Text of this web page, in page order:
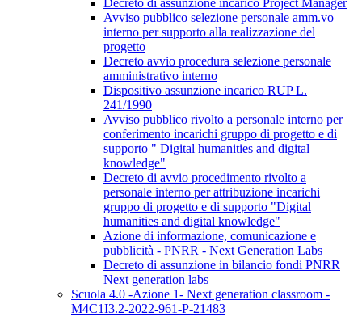
Decreto di assunzione incarico Project Manager
Avviso pubblico selezione personale amm.vo
interno per supporto alla realizzazione del
progetto
Decreto avvio procedura selezione personale
amministrativo interno
Dispositivo assunzione incarico RUP L.
241/1990
Avviso pubblico rivolto a personale interno per
conferimento incarichi gruppo di progetto e di
supporto " Digital humanities and digital
knowledge"
Decreto di avvio procedimento rivolto a
personale interno per attribuzione incarichi
gruppo di progetto e di supporto "Digital
humanities and digital knowledge"
Azione di informazione, comunicazione e
pubblicità - PNRR - Next Generation Labs
Decreto di assunzione in bilancio fondi PNRR
Next generation labs
Scuola 4.0 -Azione 1- Next generation classroom -
M4C1I3.2-2022-961-P-21483